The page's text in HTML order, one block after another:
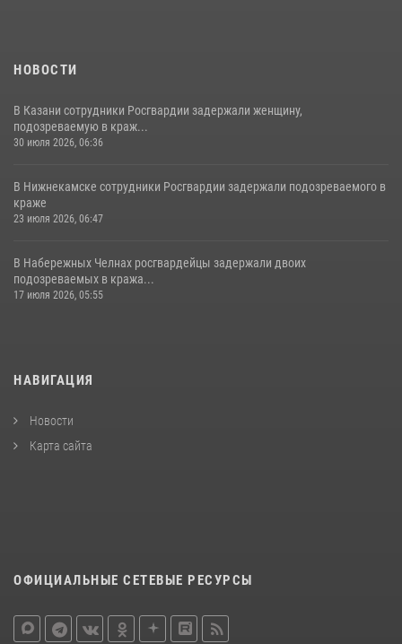
НОВОСТИ
В Казани сотрудники Росгвардии задержали женщину,
подозреваемую в краж...
30 июля 2026, 06:36
В Нижнекамске сотрудники Росгвардии задержали подозреваемого в
краже
23 июля 2026, 06:47
В Набережных Челнах росгвардейцы задержали двоих
подозреваемых в кража...
17 июля 2026, 05:55
НАВИГАЦИЯ
Новости
Карта сайта
ОФИЦИАЛЬНЫЕ СЕТЕВЫЕ РЕСУРСЫ